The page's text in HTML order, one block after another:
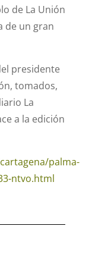
de La Unión
de un gran
presidente
tomados,
La
a la edición
palma-
ntvo.html